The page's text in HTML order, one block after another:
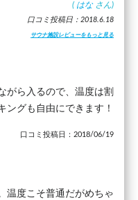
( はな さん)
口コミ投稿日：2018.6.18
サウナ施設レビューをもっと見る
がら入るので、温度は割
ングも自由にできます！
口コミ投稿日：2018/06/19
温度こそ普通だがめちゃ